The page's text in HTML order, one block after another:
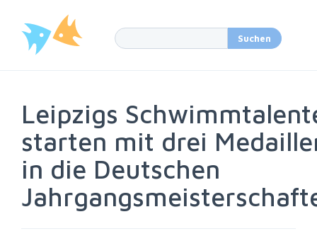
Leipzigs
starten mit drei
in die Deutschen